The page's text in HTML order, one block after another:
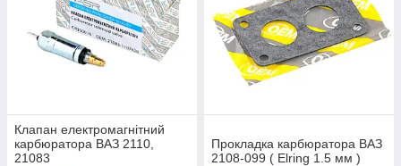
Клапан електромагнітний
карбюратора ВАЗ 2110,
21083
Прокладка карбюратора ВАЗ
2108-099 ( Elring 1.5 мм )